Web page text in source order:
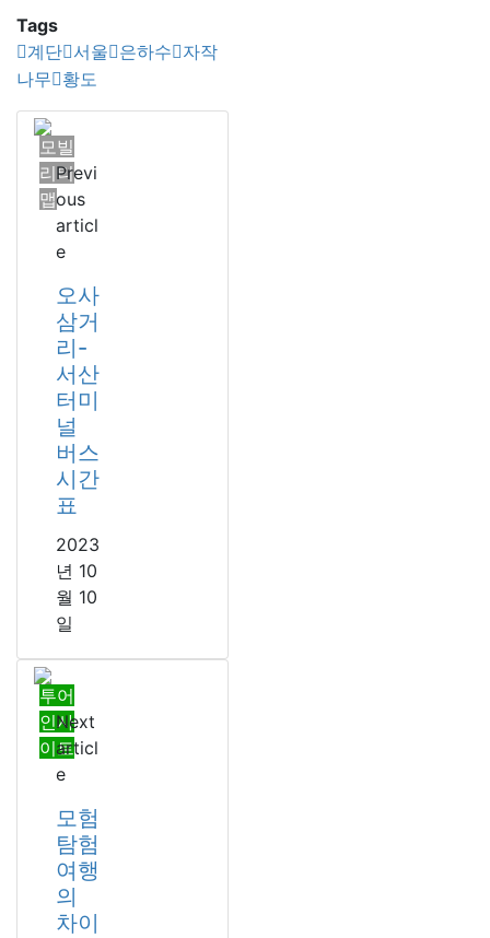
Tags
계단 서울 은하수 자작
나무 황도
모빌
리티
맵
Previ
ous
articl
e
오사
삼거
리-
서산
터미
널
버스
시간
표
2023
년 10
월 10
일
투어
인사
이트
Next
articl
e
모험
탐험
여행
의
차이